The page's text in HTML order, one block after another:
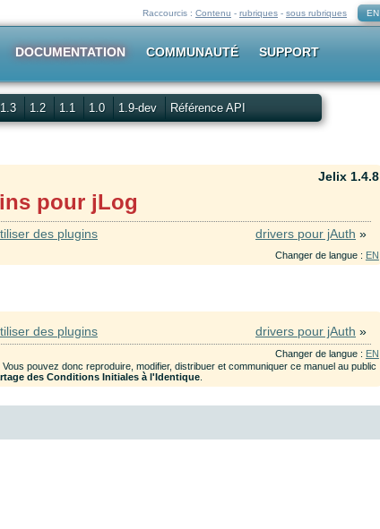
Raccourcis : Contenu - rubriques - sous rubriques EN
DOCUMENTATION COMMUNAUTÉ SUPPORT
1.3 1.2 1.1 1.0 1.9-dev Référence API
Jelix 1.4.8
pour jLog
des plugins drivers pour jAuth »
Changer de langue : EN
des plugins drivers pour jAuth »
Changer de langue : EN
. Vous pouvez donc reproduire, modifier, distribuer et communiquer ce manuel au public
des Conditions Initiales à l'Identique